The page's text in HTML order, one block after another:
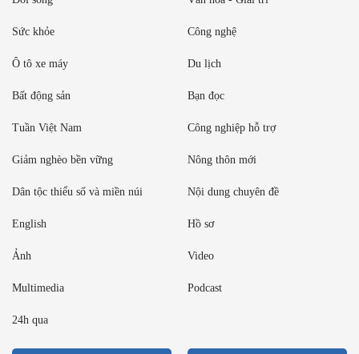
Sức khỏe Công nghệ
Ô tô xe máy Du lịch
Bất động sản Bạn đọc
Tuần Việt Nam Công nghiệp hỗ trợ
Giảm nghèo bền vững Nông thôn mới
Dân tộc thiểu số và miền núi Nội dung chuyên đề
English Hồ sơ
Ảnh Video
Multimedia Podcast
24h qua